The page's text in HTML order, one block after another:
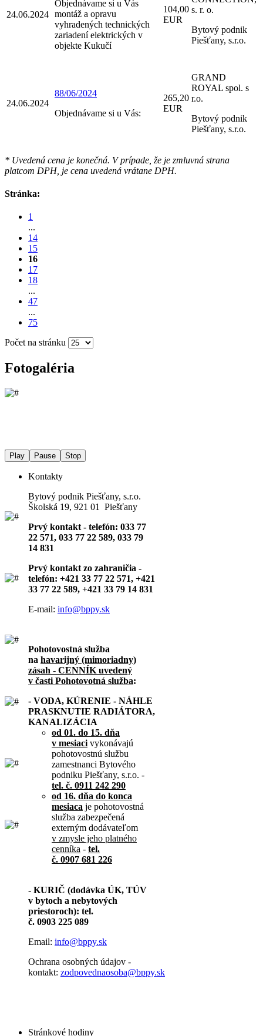
24.06.2024
Objednávame si u Vás
montáž a opravu
vyhradených technických
zariadení elektrických v
objekte Kukučí
104,00
EUR
s. r. o.
Bytový podnik
Piešťany, s.r.o.
24.06.2024
88/06/2024
Objednávame si u Vás:
265,20
EUR
GRAND
ROYAL spol. s
r.o.
Bytový podnik
Piešťany, s.r.o.
* Uvedená cena je konečná. V prípade, že je zmluvná strana
platcom DPH, je cena uvedená vrátane DPH.
Stránka:
1
...
14
15
16
17
18
...
47
...
75
Počet na stránku
Fotogaléria
Play Pause Stop
Kontakty
Bytový podnik Piešťany, s.r.o.
Školská 19, 921 01 Piešťany
Prvý kontakt - telefón: 033 77
22 571, 033 77 22 589, 033 79
14 831
Prvý kontakt zo zahraničia -
telefón: +421 33 77 22 571, +421
33 77 22 589, +421 33 79 14 831
E-mail: info@bppy.sk
Pohotovostná služba
na havarijný (mimoriadny)
zásah - CENNÍK uvedený
v časti Pohotovotná služba:
- VODA, KÚRENIE - NÁHLE
PRASKNUTIE RADIÁTORA,
KANALIZÁCIA
od 01. do 15. dňa
v mesiaci vykonávajú
pohotovostnú službu
zamestnanci Bytového
podniku Piešťany, s.r.o. -
tel. č. 0911 242 290
od 16. dňa do konca
mesiaca je pohotovostná
služba zabezpečená
externým dodávateľom
v zmysle jeho platného
cenníka - tel.
č. 0907 681 226
- KURIČ (dodávka ÚK, TÚV
v bytoch a nebytových
priestoroch): tel.
č. 0903 225 089
Email: info@bppy.sk
Ochrana osobných údajov -
kontakt: zodpovednaosoba@bppy.sk
Stránkové hodiny